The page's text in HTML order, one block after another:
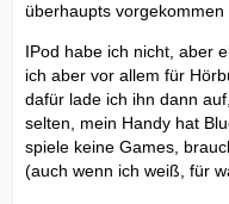
überhaupts
IPod habe ich nicht, aber
ich aber vor allem für
dafür lade ich ihn dann
selten, mein Handy hat
spiele keine Games,
(auch wenn ich weiß, für